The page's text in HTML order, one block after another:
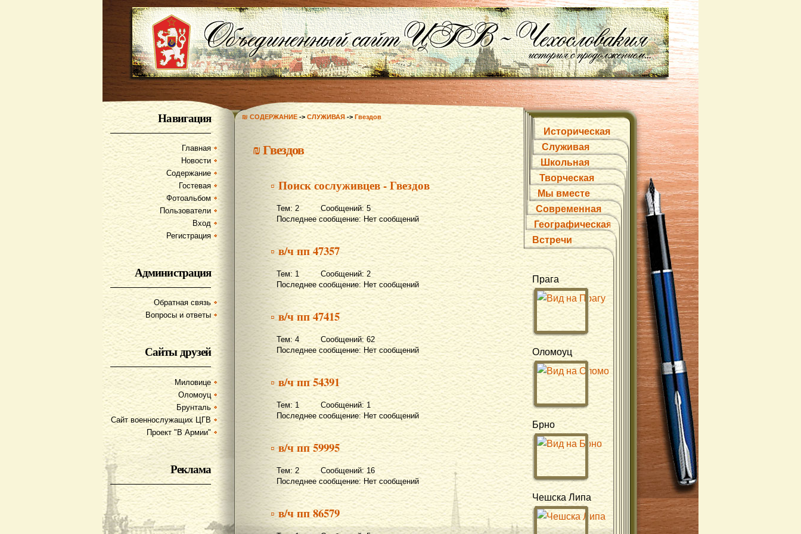
Навигация
Главная
Новости
Содержание
Гостевая
Фотоальбом
Пользователи
Вход
Регистрация
Администрация
Обратная связь
Вопросы и ответы
Сайты друзей
Миловице
Оломоуц
Брунталь
Сайт военнослужащих ЦГВ
Проект "В Армии"
Реклама
₪ СОДЕРЖАНИЕ -> СЛУЖИВАЯ -> Гвездов
₪Гвездов
▫ Поиск сослуживцев - Гвездов
Тем: 2 Сообщений: 5
Последнее сообщение: Нет сообщений
▫ в/ч пп 47357
Тем: 1 Сообщений: 2
Последнее сообщение: Нет сообщений
▫ в/ч пп 47415
Тем: 4 Сообщений: 62
Последнее сообщение: Нет сообщений
▫ в/ч пп 54391
Тем: 1 Сообщений: 1
Последнее сообщение: Нет сообщений
▫ в/ч пп 59995
Тем: 2 Сообщений: 16
Последнее сообщение: Нет сообщений
▫ в/ч пп 86579
Историческая
Служивая
Школьная
Творческая
Мы вместе
Современная
Географическая
Встречи
Прага
Оломоуц
Брно
Чешска Липа